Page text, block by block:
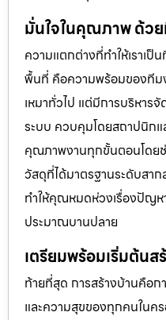
มั่นใจในคุณภาพ ด้ว
ความแตกต่างที่ทำให้เราเป็
พื้นที่ คือความพร้อมของทีม
เหมาทั่วไป แต่มีการบริหาร
ระบบ ควบคุมโดยสถาปนิก
คุณภาพงานทุกขั้นตอนโดย
วัสดุที่ได้มาตรฐานระดับสา
ทำให้คุณหมดห่วงเรื่องปัญ
ประมาณบานปลาย
เตรียมพร้อมเริ่มต้นส
ท้ายที่สุด การสร้างบ้านคือ
และความสุขของทุกคนในค